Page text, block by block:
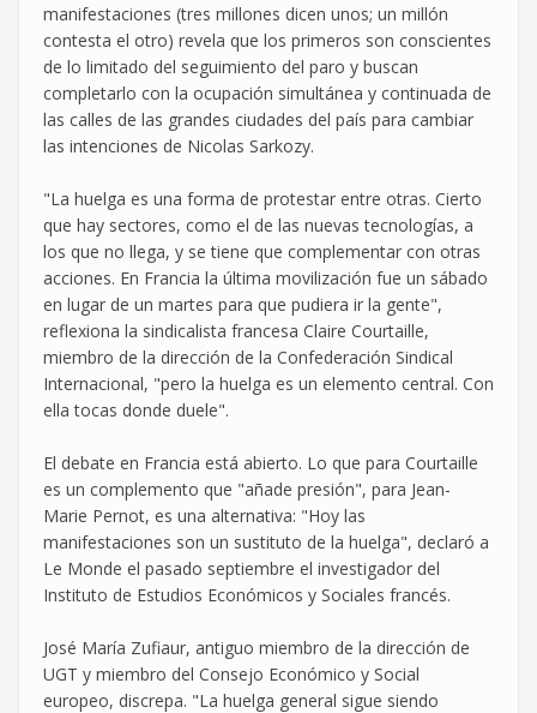
manifestaciones (tres millones dicen unos; un millón
contesta el otro) revela que los primeros son conscientes
de lo limitado del seguimiento del paro y buscan
completarlo con la ocupación simultánea y continuada de
las calles de las grandes ciudades del país para cambiar
las intenciones de Nicolas Sarkozy.
"La huelga es una forma de protestar entre otras. Cierto
que hay sectores, como el de las nuevas tecnologías, a
los que no llega, y se tiene que complementar con otras
acciones. En Francia la última movilización fue un sábado
en lugar de un martes para que pudiera ir la gente",
reflexiona la sindicalista francesa Claire Courtaille,
miembro de la dirección de la Confederación Sindical
Internacional, "pero la huelga es un elemento central. Con
ella tocas donde duele".
El debate en Francia está abierto. Lo que para Courtaille
es un complemento que "añade presión", para Jean-
Marie Pernot, es una alternativa: "Hoy las
manifestaciones son un sustituto de la huelga", declaró a
Le Monde el pasado septiembre el investigador del
Instituto de Estudios Económicos y Sociales francés.
José María Zufiaur, antiguo miembro de la dirección de
UGT y miembro del Consejo Económico y Social
europeo, discrepa. "La huelga general sigue siendo